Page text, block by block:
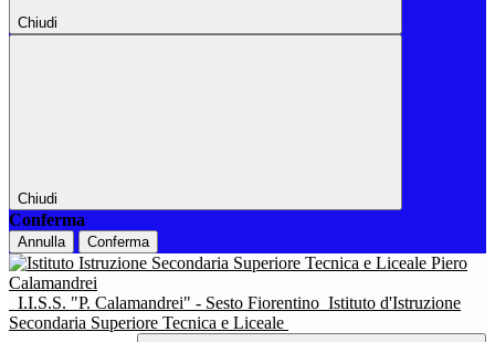
Chiudi
Chiudi
Conferma
Annulla Conferma
I.I.S.S. "P. Calamandrei" - Sesto Fiorentino Istituto d'Istruzione
Secondaria Superiore Tecnica e Liceale